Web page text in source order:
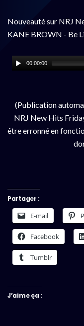
Nouveauté sur NRJ
KANE BROWN - Be
00:00:00
(Publication
NRJ New Hits
être erronné en
Partager :
E-mail
Facebook
Tumblr
J’aime ça :